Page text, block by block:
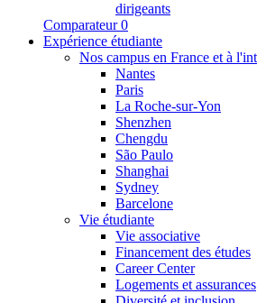
dirigeants
Comparateur 0
Expérience étudiante
Nos campus en France et à
Nantes
Paris
La Roche-sur-Yon
Shenzhen
Chengdu
São Paulo
Shanghai
Sydney
Barcelone
Vie étudiante
Vie associative
Financement des études
Career Center
Logements et assurances